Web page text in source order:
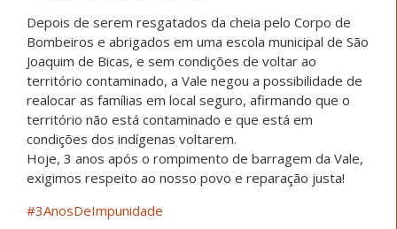
Depois de serem resgatados da cheia pelo Corpo de
Bombeiros e abrigados em uma escola municipal de São
Joaquim de Bicas, e sem condições de voltar ao
território contaminado, a Vale negou a possibilidade de
realocar as famílias em local seguro, afirmando que o
território não está contaminado e que está em
condições dos indígenas voltarem.
Hoje, 3 anos após o rompimento de barragem da Vale,
exigimos respeito ao nosso povo e reparação justa!
#3AnosDeImpunidade